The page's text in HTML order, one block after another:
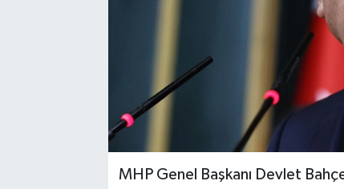
MHP Genel Başkanı Devlet